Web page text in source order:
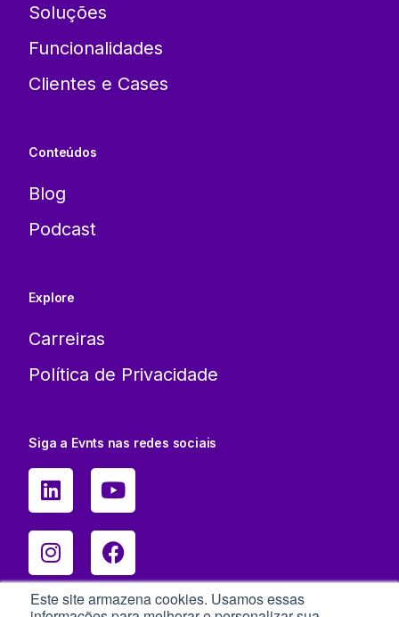
Este site armazena cookies. Usamos essas
Soluções
Funcionalidades
Clientes e Cases
Conteúdos
Blog
Podcast
Explore
Carreiras
Política de Privacidade
Siga a Evnts nas redes sociais